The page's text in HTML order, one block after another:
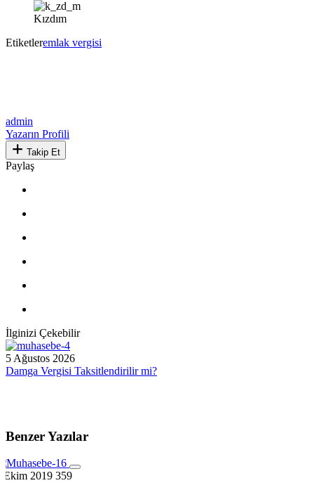
Kızdım
Etiketleremlak vergisi
admin
Yazarın Profili
Takip Et
Paylaş
İlginizi Çekebilir
5 Ağustos 2026
Damga Vergisi Taksitlendirilir mi?
Benzer Yazılar
Ekim 2019 359